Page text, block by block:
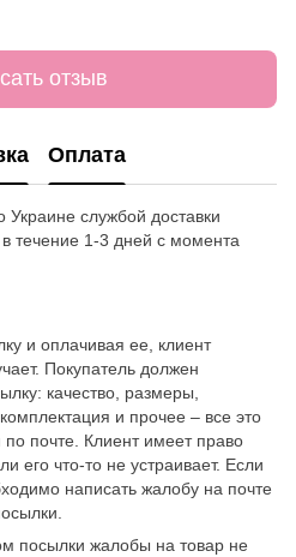
отзыв
Оплата
Украине службой доставки
течение 1-3 дней с момента
и оплачивая ее, клиент
Покупатель должен
качество, размеры,
и прочее – все это
почте. Клиент имеет право
его что-то не устраивает. Если
написать жалобу на почте
посылки жалобы на товар не